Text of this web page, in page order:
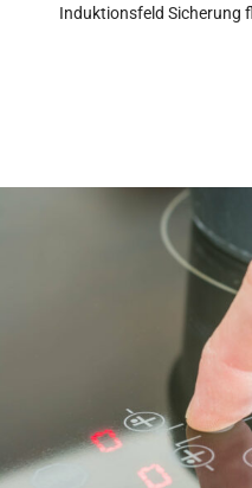
Induktionsfeld Sicherung